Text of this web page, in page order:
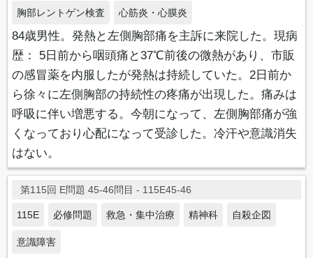
胸部レントゲン検査 心筋炎・心膜炎
84歳男性。発熱と左側胸部痛を主訴に来院した。現病
歴： 5日前から咽頭痛と37℃前後の微熱があり、市販
の感冒薬を内服したが発熱は持続していた。2日前か
ら徐々に左側胸部の持続性の疼痛が出現した。痛みは
呼吸に伴い増悪する。今朝になって、左側胸部痛が強
くなっており心配になって受診した。冷汗や意識消失
はない。
第115回 E問題 45-46問目 - 115E45-46
115E 必修問題 救急・集中治療 精神科 自殺企図
意識障害